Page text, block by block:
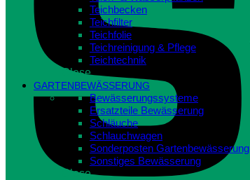
Teichbecken
Teichfilter
Teichfolie
Teichreinigung & Pflege
Teichtechnik
Close
GARTENBEWÄSSERUNG
Bewässerungssysteme
Ersatzteile Bewässerung
Schläuche
Schlauchwagen
Sonderposten Gartenbewässerung
Sonstiges Bewässerung
Close